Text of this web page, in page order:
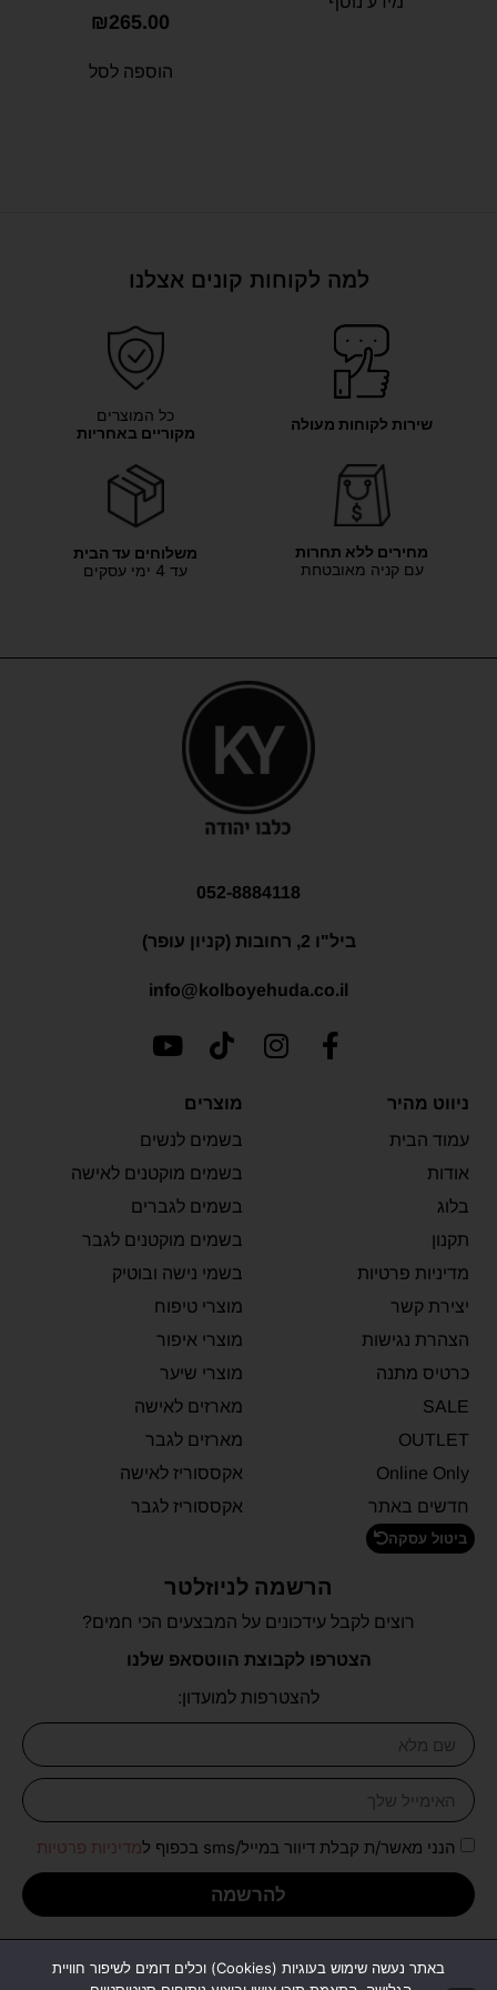
₪265.00
הוספה לסל
למה לקוחות קונים אצלנו
שירות לקוחות מעולה
כל המוצרים
מקוריים באחריות
מחירים ללא תחרות
עם קניה מאובטחת
משלוחים עד הבית
עד 4 ימי עסקים
052-8884118
ביל"ו 2, רחובות (קניון עופר)
info@kolboyehuda.co.il
ניווט מהיר
עמוד הבית
אודות
בלוג
תקנון
מדיניות פרטיות
יצירת קשר
הצהרת נגישות
כרטיס מתנה
SALE
OUTLET
Online Only
חדשים באתר
ביטול עסקה
מוצרים
בשמים לנשים
בשמים מוקטנים לאישה
בשמים לגברים
בשמים מוקטנים לגבר
בשמי נישה ובוטיק
מוצרי טיפוח
מוצרי איפור
מוצרי שיער
מארזים לאישה
מארזים לגבר
אקססוריז לאישה
אקססוריז לגבר
הרשמה לניוזלטר
רוצים לקבל עידכונים על המבצעים הכי חמים?
הצטרפו לקבוצת הווטסאפ שלנו
להצטרפות למועדון:
הנני מאשר/ת קבלת דיוור במייל/sms בכפוף ל מדיניות פרטיות
להרשמה
כל הזכויות שמורות לכל בו יהודה
עיצוב ופיתוח אתר:יו דיגיטל|משרד פרסום דיגיטלי U Digital
באתר נעשה שימוש בעוגיות (Cookies) וכלים דומים לשיפור חוויית